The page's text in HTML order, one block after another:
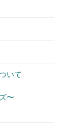
いて
〜